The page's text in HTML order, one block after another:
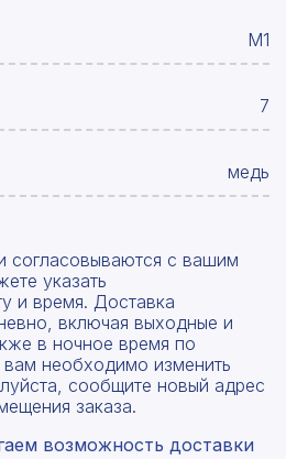
М1
7
медь
согласовываются с вашим
указать
и время. Доставка
включая выходные и
в ночное время по
необходимо изменить
сообщите новый адрес
заказа.
возможность доставки